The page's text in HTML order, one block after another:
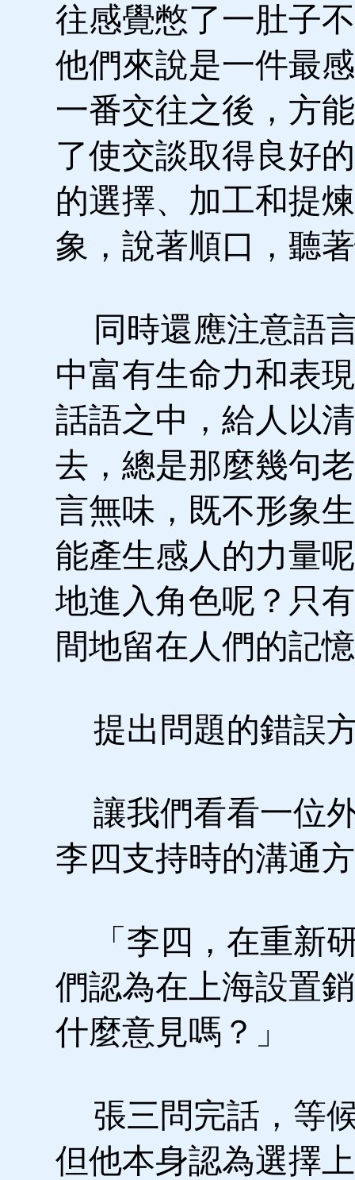
往感覺憋了一肚子
他們來說是一件最
一番交往之後，方
了使交談取得良好
的選擇、加工和提
象，說著順口，聽
同時還應注意語
中富有生命力和表
話語之中，給人以
去，總是那麼幾句
言無味，既不形象
能產生感人的力量
地進入角色呢？只
間地留在人們的記
提出問題的錯誤
讓我們看看一位
李四支持時的溝通
「李四，在重新
們認為在上海設置
什麼意見嗎？」
張三問完話，等
但他本身認為選擇